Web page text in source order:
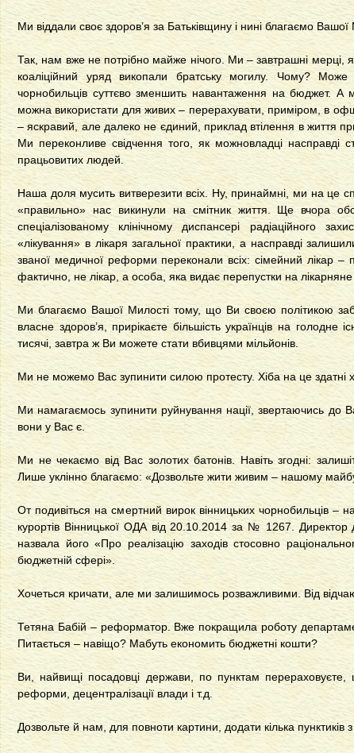
Ми віддали своє здоров’я за Батьківщину і нині благаємо Вашої
Так, нам вже не потрібно майже нічого. Ми – завтрашні мерці,
коаліційний уряд викопали братську могилу. Чому?
чорнобильців суттєво зменшить навантаження на бюджет.
можна використати для живих – перерахувати, приміром, в
– яскравий, але далеко не єдиний, приклад втілення в життя
Ми переконливе свідчення того, як можновладці насправді
працьовитих людей.
Наша доля мусить витверезити всіх. Ну, принаймні, ми на це
«правильно» нас викинули на смітник життя. Ще вчора
спеціалізованому клінічному диспансері радіаційного
«лікування» в лікаря загальної практики, а насправді
званої медичної реформи переконали всіх: сімейний лікар –
фактично, не лікар, а особа, яка видає перепустки на
Ми благаємо Вашої Милості тому, що Ви своєю політикою
власне здоров’я, прирікаєте більшість українців на голодне
тисячі, завтра ж Ви можете стати вбивцями мільйонів.
Ми не можемо Вас зупинити силою протесту. Хіба на це здатні
Ми намагаємось зупинити руйнування нації, звертаючись до
вони у Вас є.
Ми не чекаємо від Вас золотих батонів. Навіть згодні:
Лише уклінно благаємо: «Дозвольте жити живим – нашому
От подивіться на смертний вирок вінницьких чорнобильців –
курортів Вінницької ОДА від 20.10.2014 за № 1267.
назвала його «Про реалізацію заходів стосовно
бюджетній сфері».
Хочеться кричати, але ми залишимось розважливими. Від
Тетяна Бабій – реформатор. Вже покращила роботу
Питається – навіщо? Мабуть економить бюджетні кошти?
Ви, найвищі посадовці держави, по пунктам перераховуєте,
реформи, децентралізації влади і т.д.
Дозвольте й нам, для повноти картини, додати кілька пунктиків